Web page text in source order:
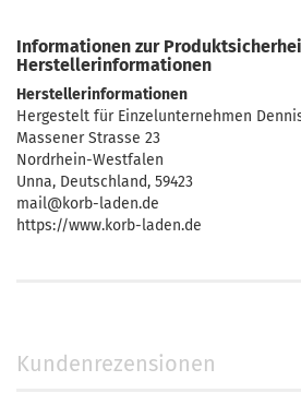
Informationen zur
Herstellerinformationen
Herstellerinformationen
Hergestelt für Einzelunternehmen
Massener Strasse 23
Nordrhein-Westfalen
Unna, Deutschland, 59423
mail@korb-laden.de
https://www.korb-laden.de
Kundenrezensionen